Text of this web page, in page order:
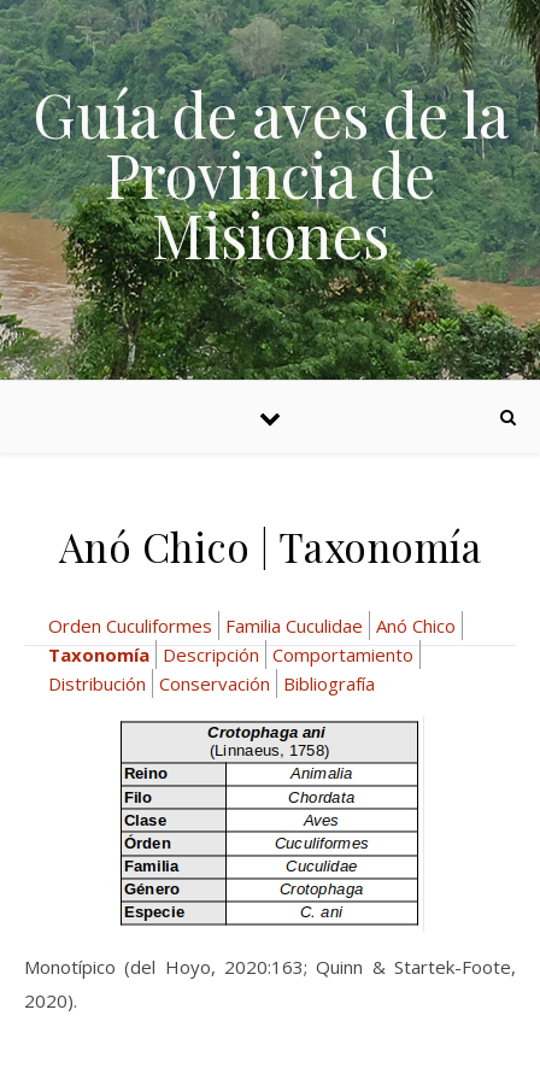
Skip to content
Guía de aves de la
Provincia de
Misiones
Anó Chico | Taxonomía
Orden Cuculiformes Familia Cuculidae Anó Chico
Taxonomía
Descripción Comportamiento
Distribución Conservación Bibliografía
Monotípico (del Hoyo, 2020:163; Quinn & Startek-Foote,
2020).